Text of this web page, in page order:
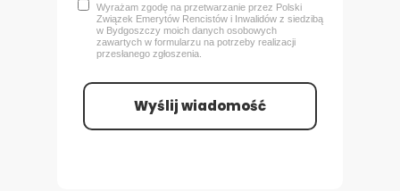
Wyrażam zgodę na przetwarzanie przez Polski
Związek Emerytów Rencistów i Inwalidów z siedzibą
w Bydgoszczy moich danych osobowych
zawartych w formularzu na potrzeby realizacji
przesłanego zgłoszenia.
Wyślij wiadomość